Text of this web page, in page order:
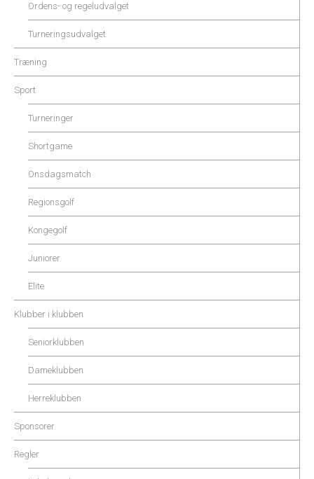
Ordens- og regeludvalget
Turneringsudvalget
Træning
Sport
Turneringer
Shortgame
Onsdagsmatch
Regionsgolf
Kongegolf
Juniorer
Elite
Klubber i klubben
Seniorklubben
Dameklubben
Herreklubben
Sponsorer
Regler